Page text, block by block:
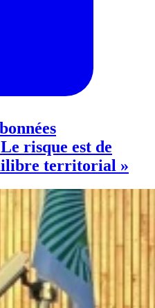
risque est de
territorial »